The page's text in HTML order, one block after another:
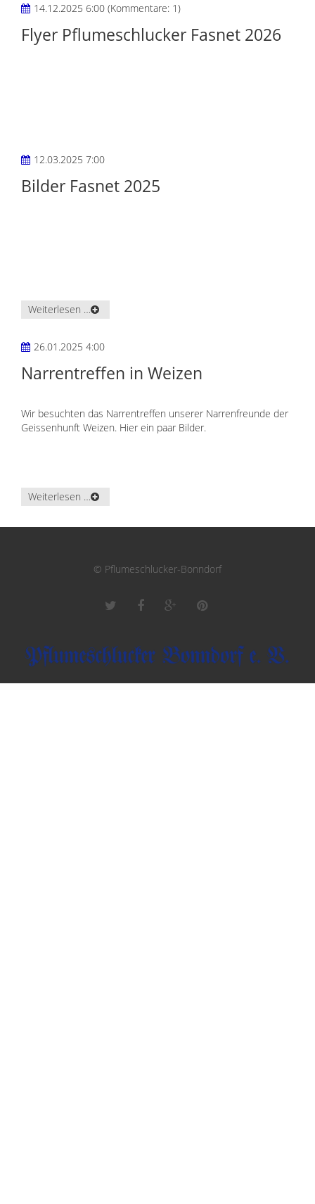
14.12.2025 6:00 (Kommentare: 1)
Flyer Pflumeschlucker Fasnet 2026
12.03.2025 7:00
Bilder Fasnet 2025
Weiterlesen …
26.01.2025 4:00
Narrentreffen in Weizen
Wir besuchten das Narrentreffen unserer Narrenfreunde der
Geissenhunft Weizen. Hier ein paar Bilder.
Weiterlesen …
© Pflumeschlucker-Bonndorf